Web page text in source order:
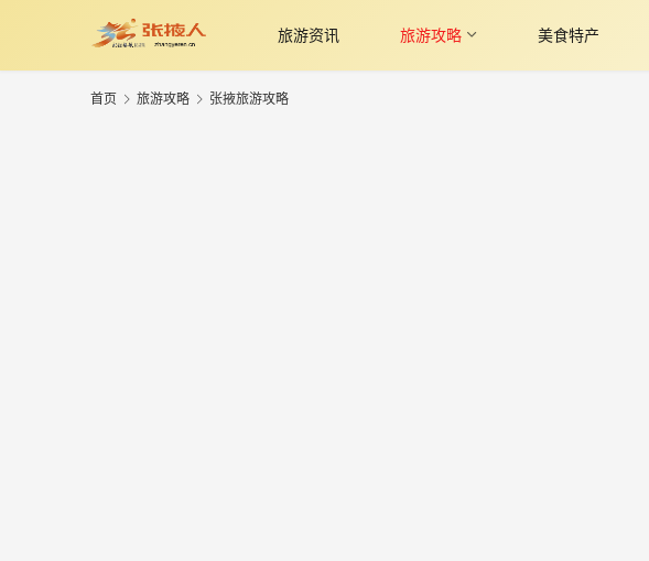
旅游资讯 旅游攻略 美食特产
首页 旅游攻略 张掖旅游攻略